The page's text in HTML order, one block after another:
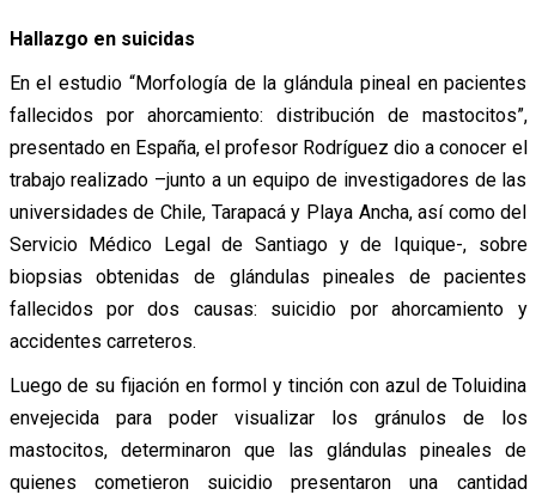
Hallazgo en suicidas
En el estudio “Morfología de la glándula pineal en pacientes
fallecidos por ahorcamiento: distribución de mastocitos”,
presentado en España, el profesor Rodríguez dio a conocer el
trabajo realizado –junto a un equipo de investigadores de las
universidades de Chile, Tarapacá y Playa Ancha, así como del
Servicio Médico Legal de Santiago y de Iquique-, sobre
biopsias obtenidas de glándulas pineales de pacientes
fallecidos por dos causas: suicidio por ahorcamiento y
accidentes carreteros.
Luego de su fijación en formol y tinción con azul de Toluidina
envejecida para poder visualizar los gránulos de los
mastocitos, determinaron que las glándulas pineales de
quienes cometieron suicidio presentaron una cantidad